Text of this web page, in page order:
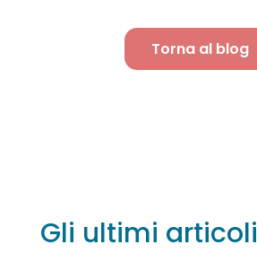
Torna al blog
Gli ultimi articoli